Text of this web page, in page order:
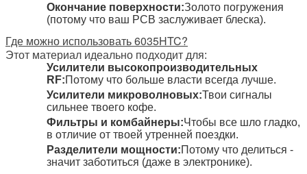
Окончание поверхности:Золото погружения
(потому что ваш PCB заслуживает блеска).
Где можно использовать 6035HTC?
Этот материал идеально подходит для:
Усилители высокопроизводительных
RF:Потому что больше власти всегда лучше.
Усилители микроволновых:Твои сигналы
сильнее твоего кофе.
Фильтры и комбайнеры:Чтобы все шло гладко,
в отличие от твоей утренней поездки.
Разделители мощности:Потому что делиться -
значит заботиться (даже в электронике).